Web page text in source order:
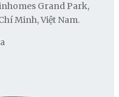
Grand Park,
Minh, Việt Nam.